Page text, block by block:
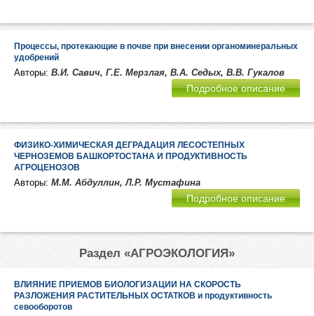
Процессы, протекающие в почве при внесении органоминеральных
удобрений
Авторы: В.И. Савич, Г.Е. Мерзлая, В.А. Седых, В.В. Гукалов
Подробное описание
ФИЗИКО-ХИМИЧЕСКАЯ ДЕГРАДАЦИЯ ЛЕСОСТЕПНЫХ
ЧЕРНОЗЕМОВ БАШКОРТОСТАНА И ПРОДУКТИВНОСТЬ
АГРОЦЕНОЗОВ
Авторы: М.М. Абдуллин, Л.Р. Мустафина
Подробное описание
Раздел «АГРОЭКОЛОГИЯ»
ВЛИЯНИЕ ПРИЕМОВ БИОЛОГИЗАЦИИ НА СКОРОСТЬ
РАЗЛОЖЕНИЯ РАСТИТЕЛЬНЫХ ОСТАТКОВ и продуктивность
севооборотов